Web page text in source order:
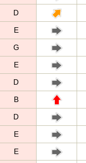
D
E
G
E
D
B
D
E
E